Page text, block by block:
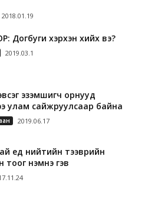
2018.01.19
Догбуги хэрхэн хийх вэ?
2019.03.1
эзэмшигч орнууд
улам сайжруулсаар байна
2019.06.17
үед нийтийн тээврийн
тоог нэмнэ гэв